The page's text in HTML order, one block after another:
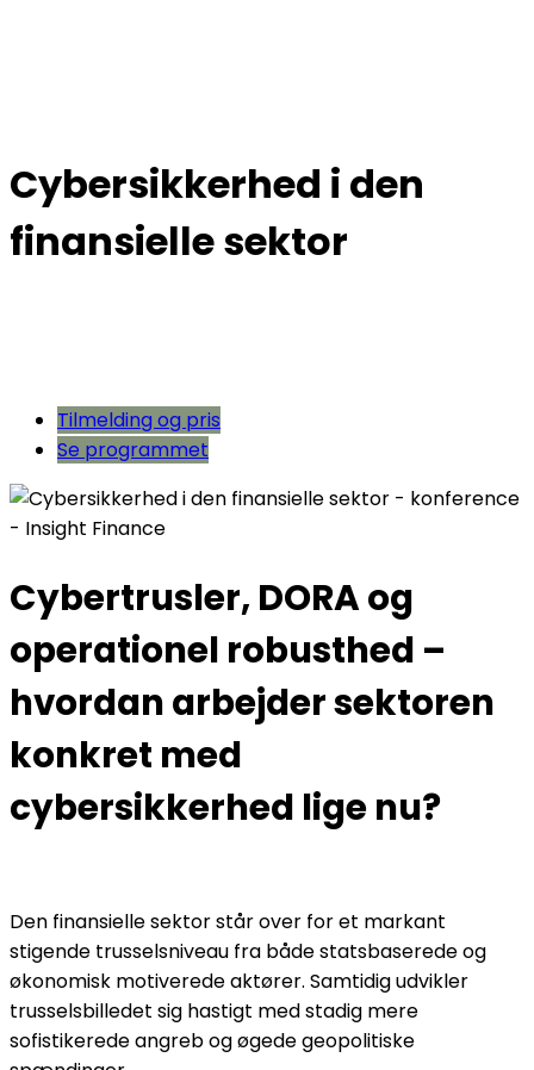
Cybersikkerhed i den
finansielle sektor
Tilmelding og pris
Se programmet
Cybertrusler, DORA og
operationel robusthed –
hvordan arbejder sektoren
konkret med
cybersikkerhed lige nu?
Den finansielle sektor står over for et markant
stigende trusselsniveau fra både statsbaserede og
økonomisk motiverede aktører. Samtidig udvikler
trusselsbilledet sig hastigt med stadig mere
sofistikerede angreb og øgede geopolitiske